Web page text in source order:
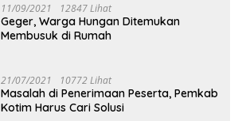
11/09/2021 12847 Lihat
Geger, Warga Hungan Ditemukan
Membusuk di Rumah
21/07/2021 10772 Lihat
Masalah di Penerimaan Peserta, Pemkab
Kotim Harus Cari Solusi